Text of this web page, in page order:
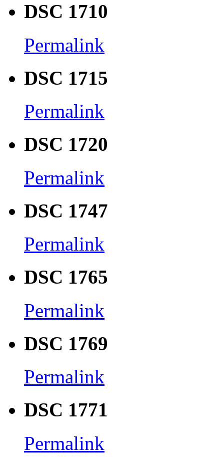
DSC 1710
Permalink
DSC 1715
Permalink
DSC 1720
Permalink
DSC 1747
Permalink
DSC 1765
Permalink
DSC 1769
Permalink
DSC 1771
Permalink